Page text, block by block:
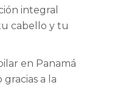
integral
cabello y tu
en Panamá
a la